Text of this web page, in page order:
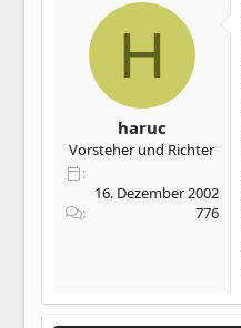
H
haruc
Vorsteher und Richter
16. Dezember 2002
776